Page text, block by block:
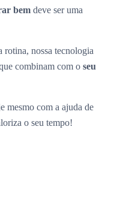
bem deve ser uma
rotina, nossa tecnologia
combinam com o seu
mesmo com a ajuda de
o seu tempo!